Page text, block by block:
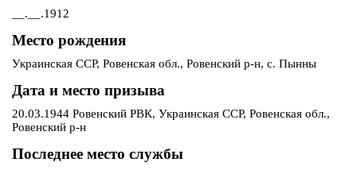
__.__.1912
Место рождения
Украинская ССР, Ровенская обл., Ровенский р-н, с. Пынны
Дата и место призыва
20.03.1944 Ровенский РВК, Украинская ССР, Ровенская обл.,
Ровенский р-н
Последнее место службы